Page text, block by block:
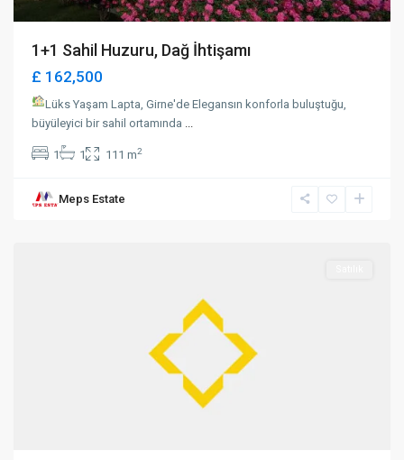
1+1 Sahil Huzuru, Dağ İhtişamı
£ 162,500
Lüks Yaşam Lapta, Girne'de Elegansın konforla buluştuğu,
büyüleyici bir sahil ortamında ...
1 1 111 m2
Meps Estate
Alsancak,